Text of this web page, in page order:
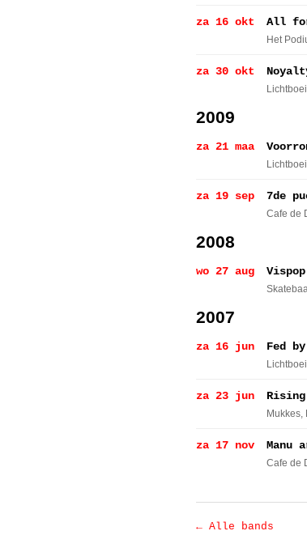
za 16 okt All for
Het
za 30 okt
Lichtboei
2009
za 21 maa
Lichtboei
za 19 sep 7de
Cafe de
2008
wo 27 aug Vispop
2007
za 16 jun Fed
Lichtboei
za 23 jun
Mukkes,
za 17 nov Manu
Cafe de
← Alle bands